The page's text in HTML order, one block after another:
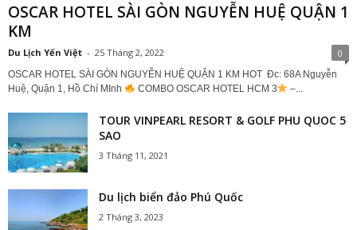
OSCAR HOTEL SÀI GÒN NGUYỄN HUỆ QUẬN 1
KM
Du Lịch Yến Việt - 25 Tháng 2, 2022 0
OSCAR HOTEL SÀI GÒN NGUYỄN HUỆ QUẬN 1 KM HOT Đc: 68A Nguyễn
Huệ, Quận 1, Hồ Chí MInh
COMBO OSCAR HOTEL HCM 3 –...
TOUR VINPEARL RESORT & GOLF PHU QUOC 5
SAO
3 Tháng 11, 2021
Du lịch biển đảo Phú Quốc
2 Tháng 3, 2023